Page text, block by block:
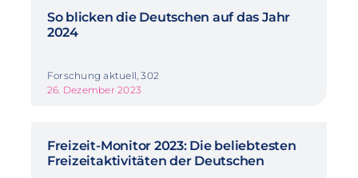
So blicken die Deutschen auf das Jahr
2024
Forschung aktuell, 302
26. Dezember 2023
Freizeit-Monitor 2023: Die beliebtesten
Freizeitaktivitäten der Deutschen